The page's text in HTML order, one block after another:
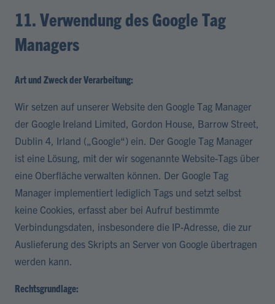
11. Verwendung des Google Tag
Managers
Art und Zweck der Verarbeitung:
Wir setzen auf unserer Website den Google Tag Manager
der Google Ireland Limited, Gordon House, Barrow Street,
Dublin 4, Irland („Google“) ein. Der Google Tag Manager
ist eine Lösung, mit der wir sogenannte Website-Tags über
eine Oberfläche verwalten können. Der Google Tag
Manager implementiert lediglich Tags und setzt selbst
keine Cookies, erfasst aber bei Aufruf bestimmte
Verbindungsdaten, insbesondere die IP-Adresse, die zur
Auslieferung des Skripts an Server von Google übertragen
werden kann.
Rechtsgrundlage: